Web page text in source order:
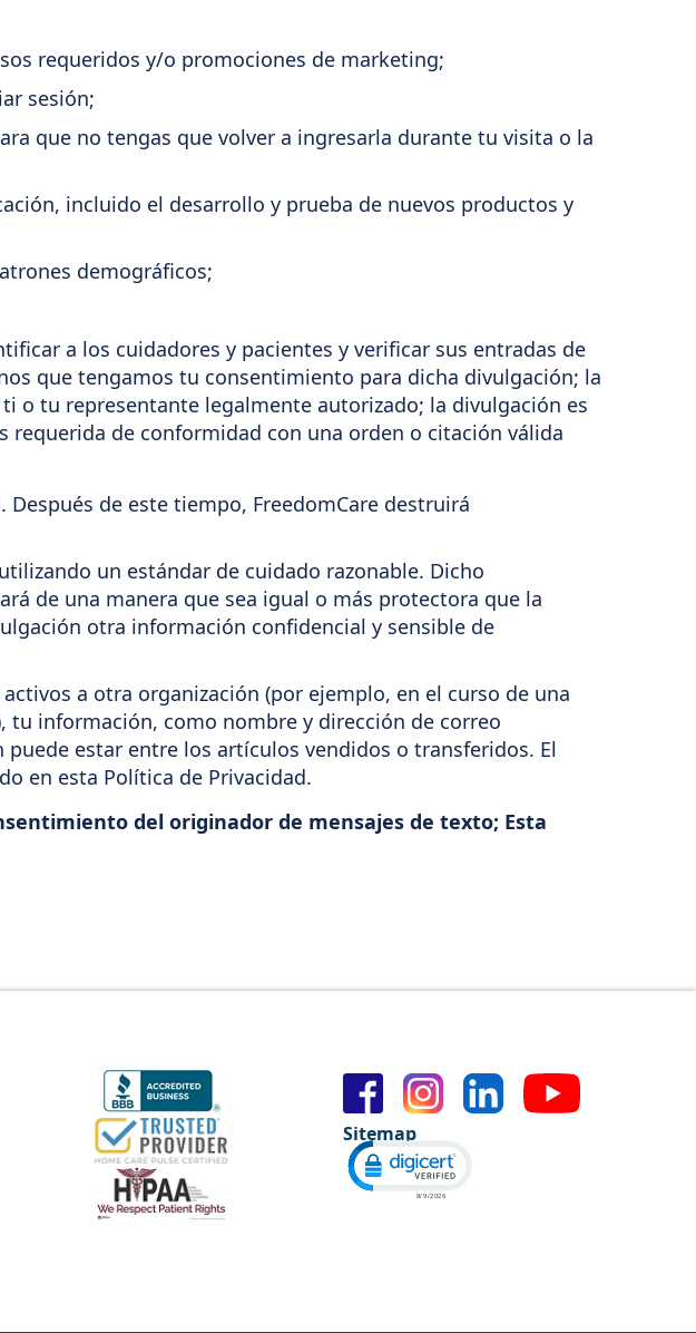
requeridos y/o promociones de marketing;
sesión;
que no tengas que volver a ingresarla durante tu visita o la
incluido el desarrollo y prueba de nuevos productos y
demográficos;
a los cuidadores y pacientes y verificar sus entradas de
que tengamos tu consentimiento para dicha divulgación; la
o tu representante legalmente autorizado; la divulgación es
de conformidad con una orden o citación válida
de este tiempo, FreedomCare destruirá
un estándar de cuidado razonable. Dicho
de una manera que sea igual o más protectora que la
otra información confidencial y sensible de
a otra organización (por ejemplo, en el curso de una
información, como nombre y dirección de correo
estar entre los artículos vendidos o transferidos. El
en esta Política de Privacidad.
del originador de mensajes de texto; Esta
SitemapClick to open certificate